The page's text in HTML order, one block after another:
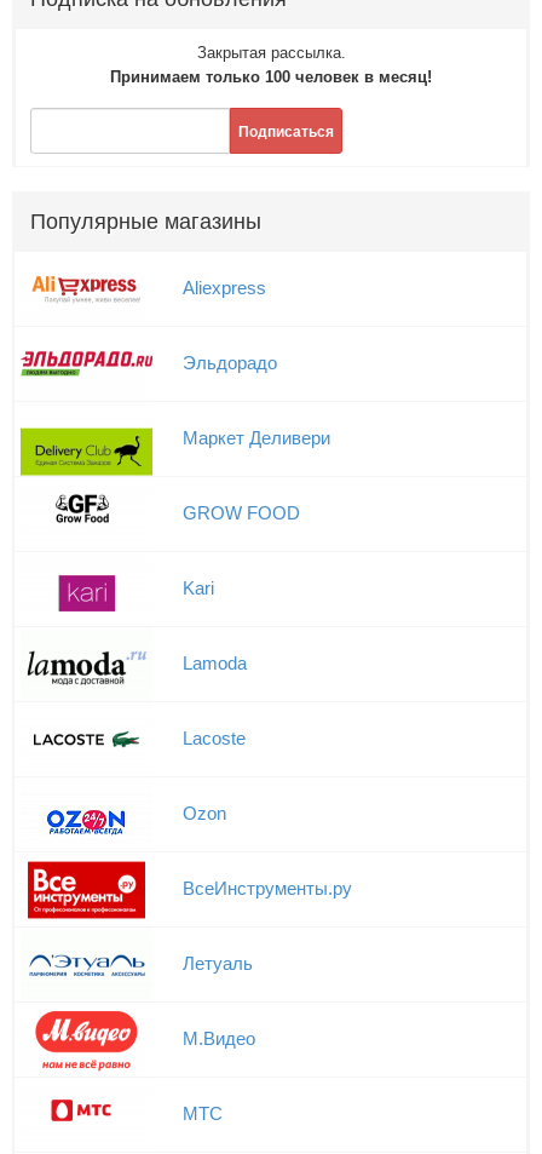
Закрытая рассылка.
Принимаем только 100 человек в месяц!
Подписаться
Популярные магазины
Aliexpress
Эльдорадо
Маркет Деливери
GROW FOOD
Kari
Lamoda
Lacoste
Ozon
ВсеИнструменты.ру
Летуаль
М.Видео
МТС